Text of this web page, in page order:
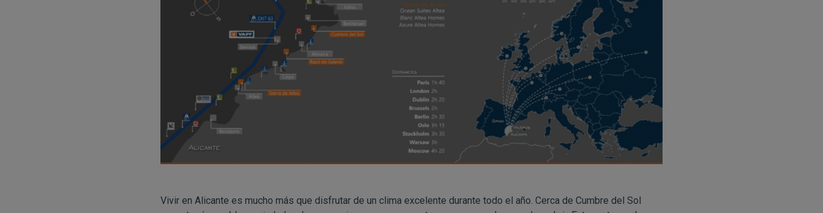
Vivir en Alicante es mucho más que disfrutar de un clima excelente durante todo el año. Cerca de Cumbre del Sol